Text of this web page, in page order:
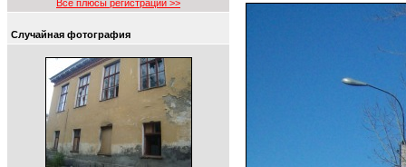
Все плюсы регистрации >>
Случайная фотография